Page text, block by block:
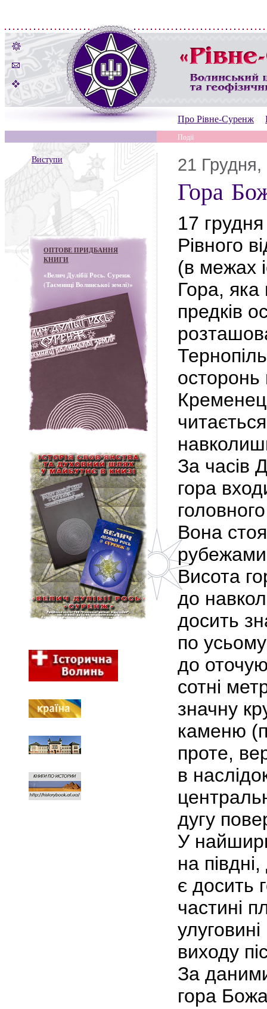
Про Рівне-Суренж
Події
Виступи
ОПТОВЕ ПРИДБАННЯ
КНИГИ
«Велич Дулібії Рось. Суренж
(Таємниці Волинської землі)»
21 Грудня,
Гора
17
Рівного
(в межах
Гора, яка
предків
осторонь
За часів
гора
Вона
рубежами
Висота
до
досить
по
до
сотні
значну
каменю
проте,
в
дугу
У
на
є досить
частині
виходу
За
гора